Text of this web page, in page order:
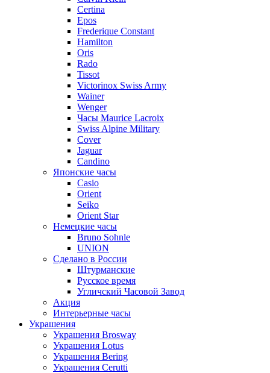
Certina
Epos
Frederique Constant
Hamilton
Oris
Rado
Tissot
Victorinox Swiss Army
Wainer
Wenger
Часы Maurice Lacroix
Swiss Alpine Military
Cover
Jaguar
Candino
Японские часы
Casio
Orient
Seiko
Orient Star
Немецкие часы
Bruno Sohnle
UNION
Сделано в России
Штурманские
Русское время
Угличский Часовой Завод
Акция
Интерьерные часы
Украшения
Украшения Brosway
Украшения Lotus
Украшения Bering
Украшения Cerutti